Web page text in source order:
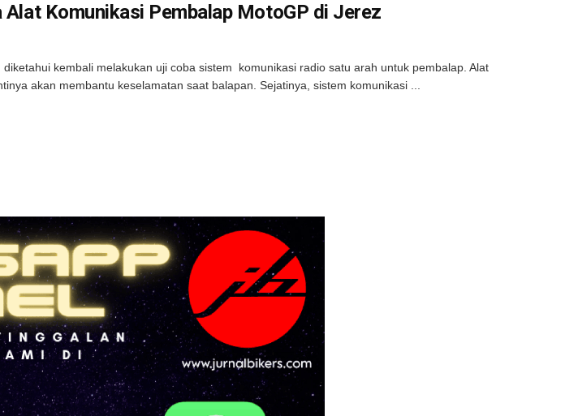
Alat Komunikasi Pembalap MotoGP di Jerez
kembali melakukan uji coba sistem komunikasi radio satu arah untuk pembalap. Alat
akan membantu keselamatan saat balapan. Sejatinya, sistem komunikasi ...